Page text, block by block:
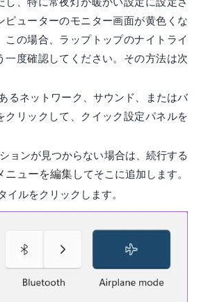
ピューターのモニター画面が黄色くな
この場合、ラップトップのナイトライ
一度確認してください。その方法は次
るネットワーク、サウンド、またはバ
クリックして、クイック設定パネルを
ョンが見つからない場合は、続行する
ニューを編集してそこに追加します。
イルをクリックします。